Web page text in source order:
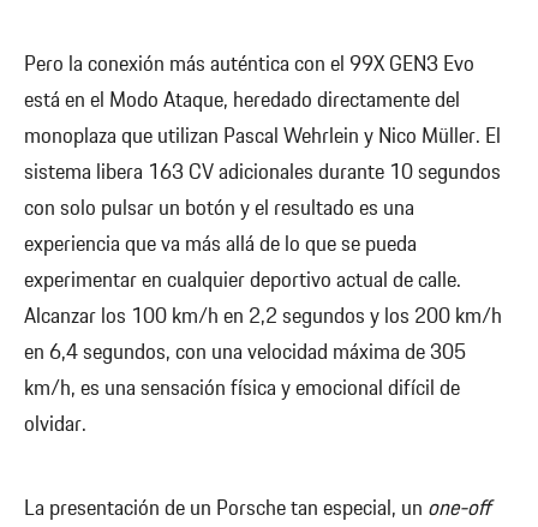
Pero la conexión más auténtica con el 99X GEN3 Evo
está en el Modo Ataque, heredado directamente del
monoplaza que utilizan Pascal Wehrlein y Nico Müller. El
sistema libera 163 CV adicionales durante 10 segundos
con solo pulsar un botón y el resultado es una
experiencia que va más allá de lo que se pueda
experimentar en cualquier deportivo actual de calle.
Alcanzar los 100 km/h en 2,2 segundos y los 200 km/h
en 6,4 segundos, con una velocidad máxima de 305
km/h, es una sensación física y emocional difícil de
olvidar.
La presentación de un Porsche tan especial, un one-off